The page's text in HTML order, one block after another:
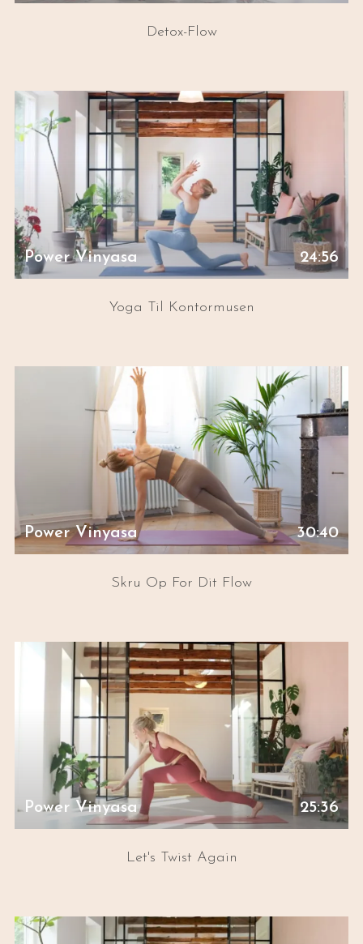
Detox-Flow
Power Vinyasa 24:56
Yoga Til Kontormusen
Power Vinyasa 30:40
Skru Op For Dit Flow
Power Vinyasa 25:36
Let's Twist Again